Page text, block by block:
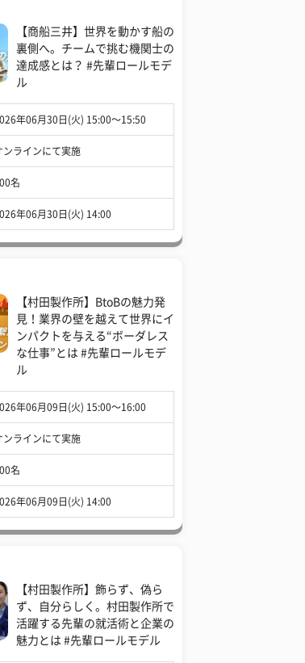
【商船三井】世界を動かす船の
裏側へ。チームで挑む機関士の
達成感とは？ #先輩ロールモデ
ル
年06月30日(火) 15:00〜15:50
ンラインにて実施
名
年06月30日(火) 14:00
【村田製作所】BtoBの魅力発
見！業界の壁を越えて世界にイ
ンパクトを与える“ボーダレス
な仕事”とは #先輩ロールモデ
ル
年06月09日(火) 15:00〜16:00
ンラインにて実施
名
年06月09日(火) 14:00
【村田製作所】飾らず、偽ら
ず、自分らしく。村田製作所で
活躍する先輩の就活術と企業の
魅力とは #先輩ロールモデル